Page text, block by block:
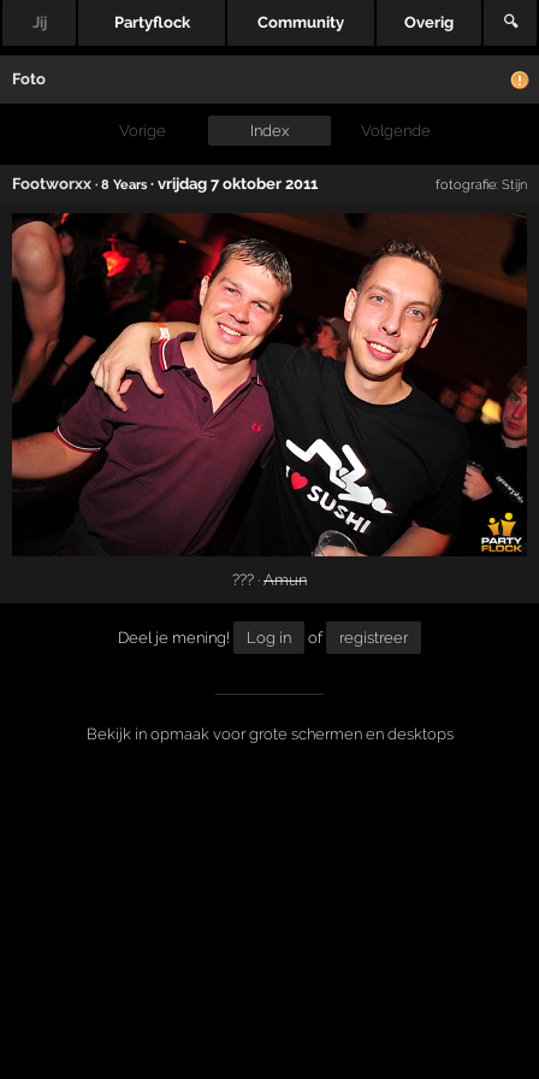
Jij Partyflock Community Overig 🔍
Foto
Vorige Index Volgende
Footworxx · 8 Years ·vrijdag 7 oktober 2011 fotografie: Stijn
??? · Amun
Deel je mening! Log in of registreer
Bekijk in opmaak voor grote schermen en desktops